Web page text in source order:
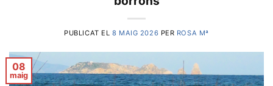
PUBLICAT EL 8 MAIG 2026 PER ROSA Mª
08
maig